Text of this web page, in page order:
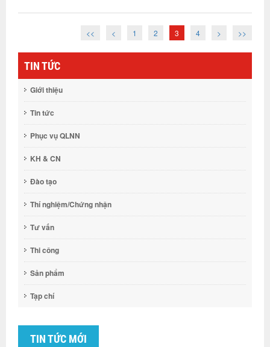
<< < 1 2 3 4 > >>
TIN TỨC
Giới thiệu
Tin tức
Phục vụ QLNN
KH & CN
Đào tạo
Thí nghiệm/Chứng nhận
Tư vấn
Thi công
Sản phẩm
Tạp chí
TIN TỨC MỚI